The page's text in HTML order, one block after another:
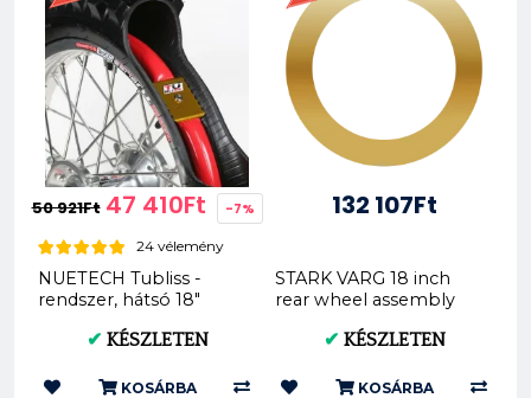
50 921Ft 47 410Ft -7%
24 vélemény
NUETECH Tubliss -
rendszer, hátsó 18"
✔ KÉSZLETEN
KOSÁRBA
132 107Ft
STARK VARG 18 inch
rear wheel assembly
not included) SMX1-
✔ KÉSZLETEN
KOSÁRBA